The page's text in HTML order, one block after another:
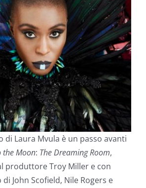
di Laura Mvula è un passo avanti
the Moon: The Dreaming Room,
produttore Troy Miller e con
John Scofield, Nile Rogers e